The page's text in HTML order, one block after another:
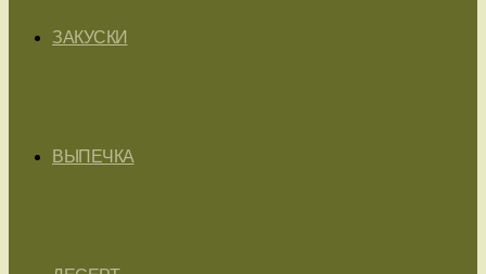
ЗАКУСКИ
ВЫПЕЧКА